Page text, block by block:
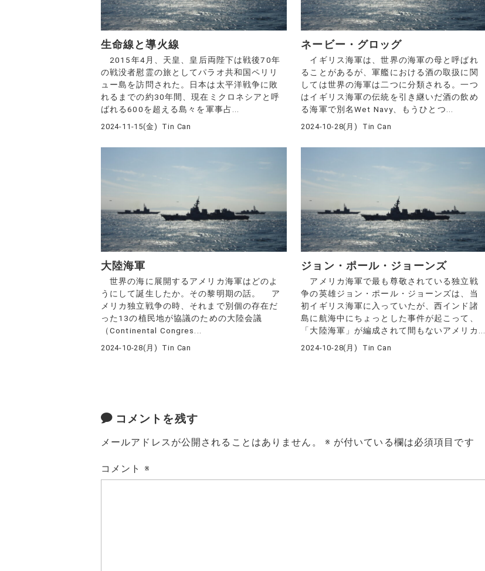
生命線と導火線
2015年4月、天皇、皇后両陛下は戦後70年
の戦没者慰霊の旅としてパラオ共和国ペリリ
ュー島を訪問された。日本は太平洋戦争に敗
れるまでの約30年間、現在ミクロネシアと呼
ばれる600を超える島々を軍事占...
2024-11-15(金) Tin Can
ネービー・グロッグ
イギリス海軍は、世界の海軍の母と呼ばれ
ることがあるが、軍艦における酒の取扱に関
しては世界の海軍は二つに分類される。一つ
はイギリス海軍の伝統を引き継いだ酒の飲め
る海軍で別名Wet Navy、もうひとつ...
2024-10-28(月) Tin Can
大陸海軍
世界の海に展開するアメリカ海軍はどのよ
うにして誕生したか。その黎明期の話。 ア
メリカ独立戦争の時、それまで別個の存在だ
った13の植民地が協議のための大陸会議
（Continental Congres...
2024-10-28(月) Tin Can
ジョン・ポール・ジョーンズ
アメリカ海軍で最も尊敬されている独立戦
争の英雄ジョン・ポール・ジョーンズは、当
初イギリス海軍に入っていたが、西インド諸
島に航海中にちょっとした事件が起こって、
「大陸海軍」が編成されて間もないアメリカ...
2024-10-28(月) Tin Can
コメントを残す
メールアドレスが公開されることはありません。 ※ が付いている欄は必須項目です
コメント ※